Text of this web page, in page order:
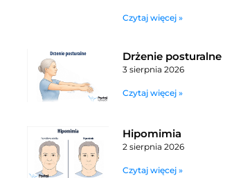
Czytaj więcej »
Drżenie posturalne
3 sierpnia 2026
Czytaj więcej »
Hipomimia
2 sierpnia 2026
Czytaj więcej »